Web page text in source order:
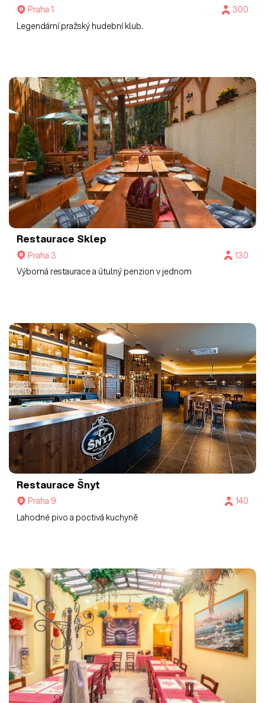
Praha 1
300
Legendární pražský hudební klub.
Restaurace Sklep
Praha 3
130
Výborná restaurace a útulný penzion v jednom
Restaurace Šnyt
Praha 9
140
Lahodné pivo a poctivá kuchyně